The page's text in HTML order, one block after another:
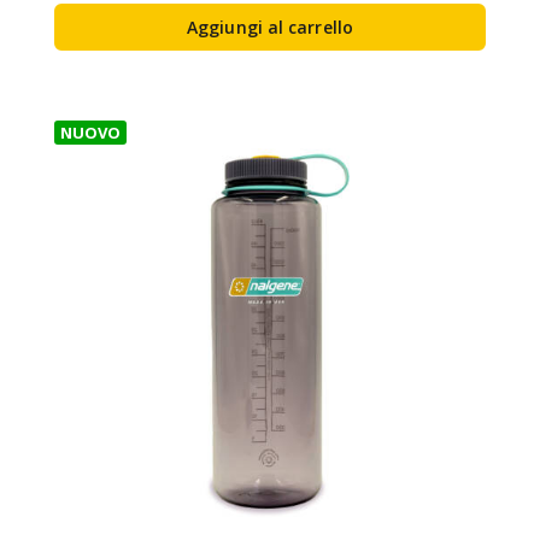
Aggiungi al carrello
NUOVO